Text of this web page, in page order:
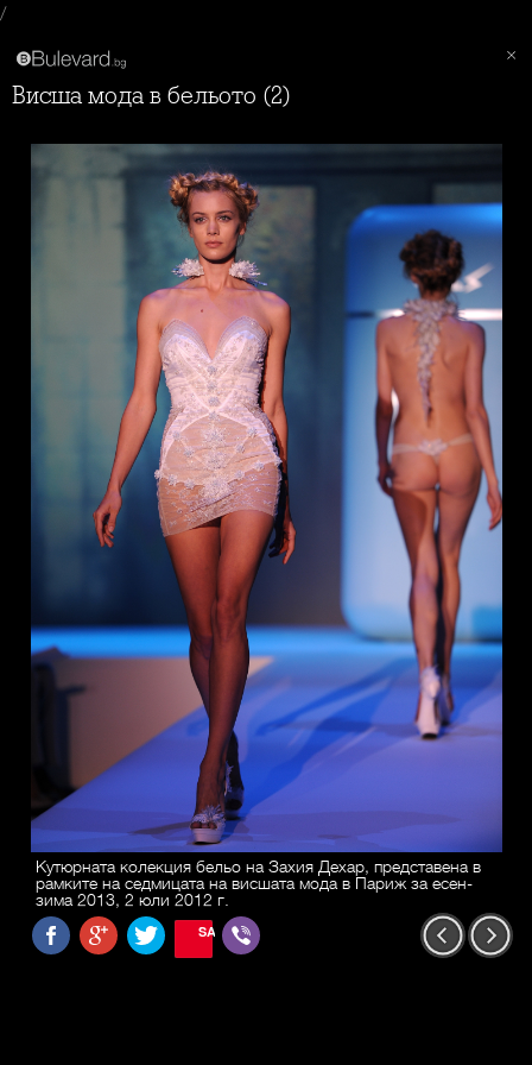
/
Висша мода в бельото (2)
Кутюрната колекция бельо на Захия Дехар, представена в
рамките на седмицата на висшата мода в Париж за есен-
зима 2013, 2 юли 2012 г.
SAVE